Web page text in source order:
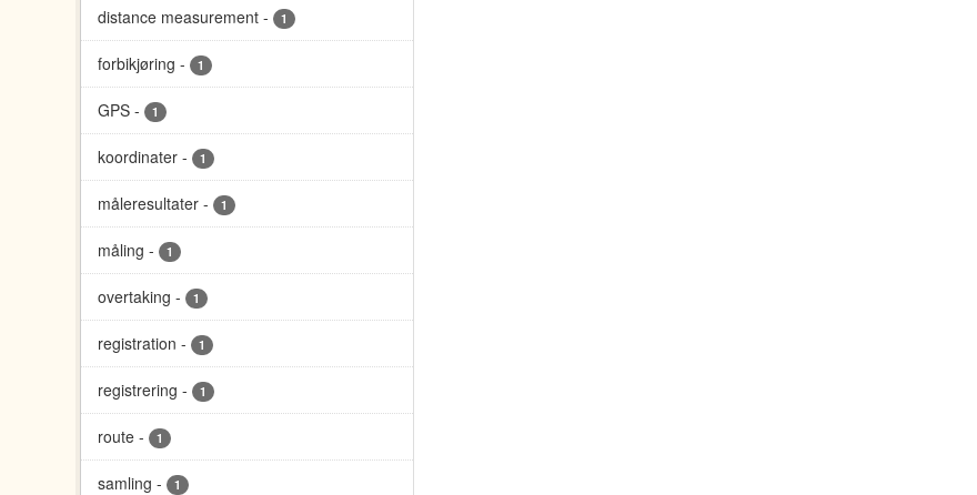
distance measurement - 1
forbikjøring - 1
GPS - 1
koordinater - 1
måleresultater - 1
måling - 1
overtaking - 1
registration - 1
registrering - 1
route - 1
samling - 1